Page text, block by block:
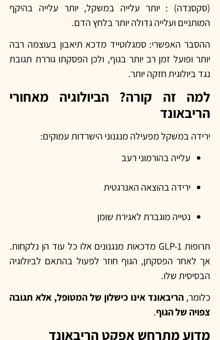
(סקסנדה) : יותר עלייה במשקל, יותר עלייה בהיקף
המותניים ועלייה גדולה יותר בלחץ הדם.
ההסבר האפשרי: סמגלוטייד מדכא תיאבון בעוצמה רבה
יותר ופועל זמן רב יותר בגוף, ולכן הפסקתו גוררת תגובת
נגד ביולוגית חזקה יותר.
למה זה קורה? הביולוגיה מאחורי
הריבאונד
ירידה במשקל מפעילה מנגנוני הישרדות עמוקים:
עלייה בהורמוני רעב
ירידה בהוצאה האנרגטית
נטייה מוגברת לאגירת שומן
תרופות GLP-1 מדכאות מנגנונים אלו כל עוד הן נלקחות.
אך לאחר הפסקתן, הגוף חוזר לפעול בהתאם לביולוגיה
הבסיסית שלו.
כלומר, הריבאונד אינו כישלון של המטופל, אלא תגובה
צפויה של הגוף.
מדוע מתרחש אפקט הריבאונד